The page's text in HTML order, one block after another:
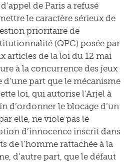
de Paris a refusé
le caractère sérieux de
prioritaire de
(QPC) posée par
articles de la loi du 12 mai
à la concurrence des jeux
part que le mécanisme
loi, qui autorise l’Arjel à
d’ordonner le blocage d’un
elle, ne viole pas le
d’innocence inscrit dans
de l’homme rattachée à la
d’autre part, que le défaut